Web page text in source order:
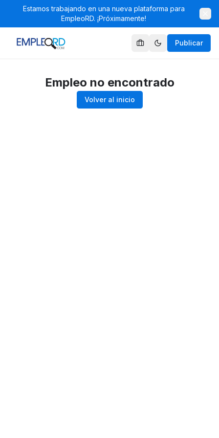
Estamos trabajando en una nueva plataforma para
EmpleoRD. ¡Próximamente!
Publicar
Empleo no encontrado
Volver al inicio